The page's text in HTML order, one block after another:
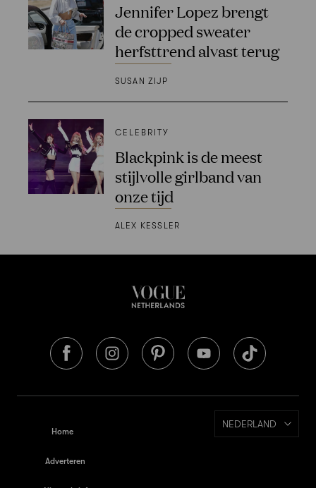
Jennifer Lopez brengt
de cropped sweater
herfsttrend alvast terug
SUSAN ZIJP
CELEBRITY
Blackpink is de meest
stijlvolle girlband van
onze tijd
ALEX KESSLER
Home
Adverteren
NEDERLAND